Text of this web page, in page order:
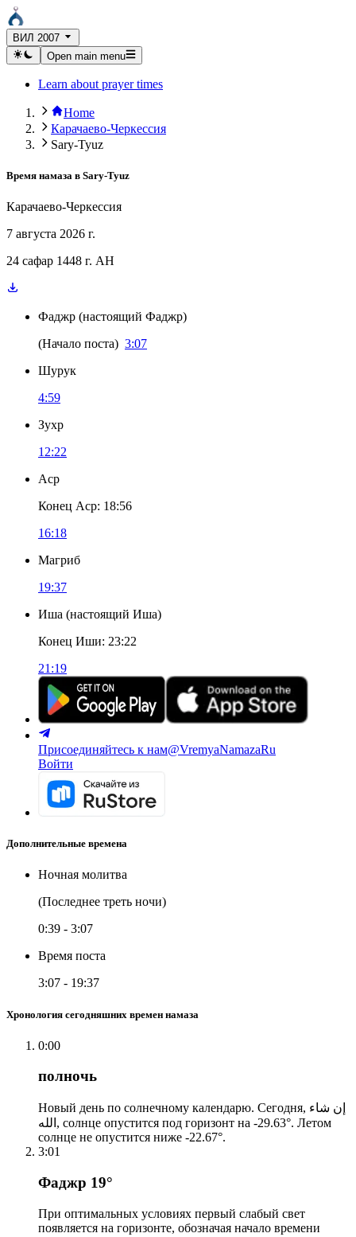
ВИЛ 2007
Open main menu
Learn about prayer times
Home
Карачаево-Черкессия
Sary-Tyuz
Время намаза в Sary-Tyuz
Карачаево-Черкессия
7 августа 2026 г.
24 сафар 1448 г. AH
Фаджр (настоящий Фаджр)
(Начало поста) 3:07
Шурук
4:59
Зухр
12:22
Аср
Конец Аср: 18:56
16:18
Магриб
19:37
Иша (настоящий Иша)
Конец Иши: 23:22
21:19
Присоединяйтесь к нам@VremyaNamazaRu
Войти
Дополнительные времена
Ночная молитва
(Последнее треть ночи)
0:39 - 3:07
Время поста
3:07 - 19:37
Хронология сегодняшних времен намаза
0:00
полночь
Новый день по солнечному календарю. Сегодня, إن شاء
الله, солнце опустится под горизонт на -29.63°. Летом
солнце не опустится ниже -22.67°.
3:01
Фаджр 19°
При оптимальных условиях первый слабый свет
появляется на горизонте, обозначая начало времени